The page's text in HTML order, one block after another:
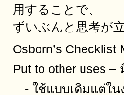
用することで、
ずいぶんと思考が
Osborn’s Checklist
Put to other uses
- ใช้แบบเดิมแต่ใน